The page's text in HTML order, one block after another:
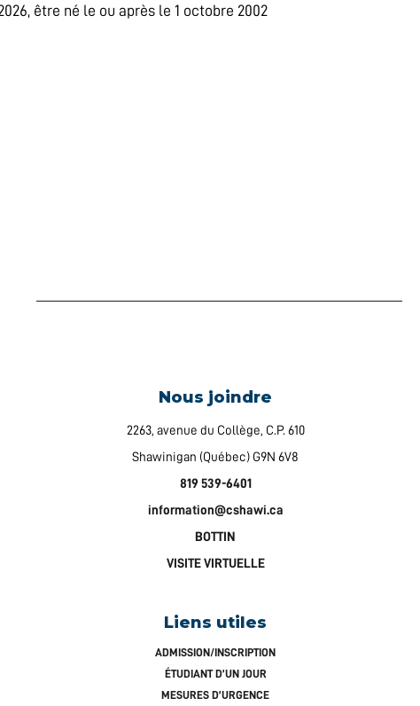
être né le ou après le 1 octobre 2002
Nous joindre
2263, avenue du Collège, C.P. 610
Shawinigan (Québec) G9N 6V8
819 539-6401
information@cshawi.ca
BOTTIN
VISITE VIRTUELLE
Liens utiles
ADMISSION/INSCRIPTION
ÉTUDIANT D’UN JOUR
MESURES D’URGENCE